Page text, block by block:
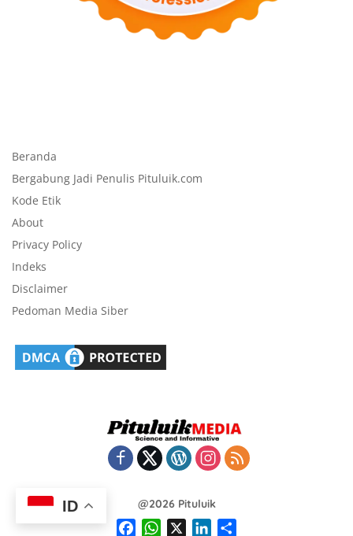
Beranda
Bergabung Jadi Penulis Pituluik.com
Kode Etik
About
Privacy Policy
Indeks
Disclaimer
Pedoman Media Siber
@2026 Pituluik
W
ID